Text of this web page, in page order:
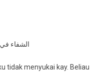
الشفاء
tidak menyukai kay. Beliau